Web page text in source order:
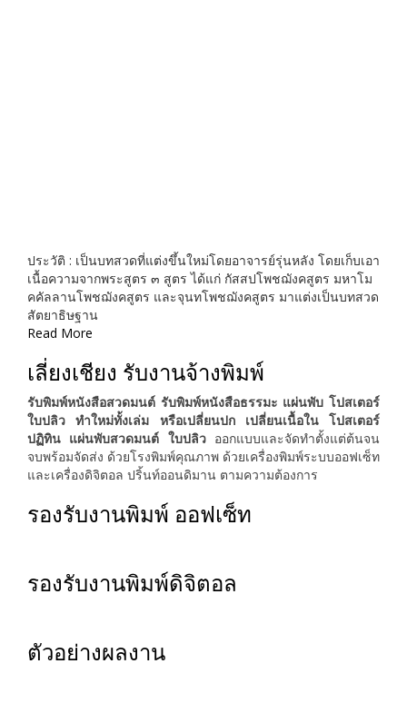
ประวัติ : เป็นบทสวดที่แต่งขึ้นใหม่โดยอาจารย์รุ่นหลัง โดยเก็บเอา
เนื้อความจากพระสูตร ๓ สูตร ได้แก่ กัสสปโพชฌังคสูตร มหาโม
คคัลลานโพชฌังคสูตร และจุนทโพชฌังคสูตร มาแต่งเป็นบทสวด
สัตยาธิษฐาน
Read More
เลี่ยงเชียง รับงานจ้างพิมพ์
รับพิมพ์หนังสือสวดมนต์ รับพิมพ์หนังสือธรรมะ แผ่นพับ โปสเตอร์
ใบปลิว ทำใหม่ทั้งเล่ม หรือเปลี่ยนปก เปลี่ยนเนื้อใน โปสเตอร์
ปฏิทิน แผ่นพับสวดมนต์ ใบปลิว ออกแบบและจัดทำตั้งแต่ต้นจน
จบพร้อมจัดส่ง ด้วยโรงพิมพ์คุณภาพ ด้วยเครื่องพิมพ์ระบบออฟเซ็ท
และเครื่องดิจิตอล ปริ้นท์ออนดิมาน ตามความต้องการ
รองรับงานพิมพ์ ออฟเซ็ท
รองรับงานพิมพ์ดิจิตอล
ตัวอย่างผลงาน